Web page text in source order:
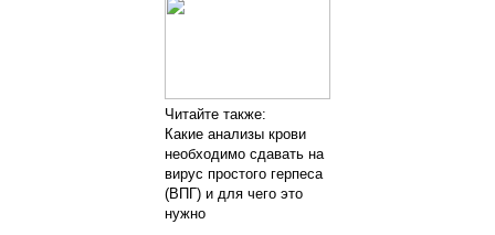
Читайте также:
Какие анализы крови
необходимо сдавать на
вирус простого герпеса
(ВПГ) и для чего это
нужно